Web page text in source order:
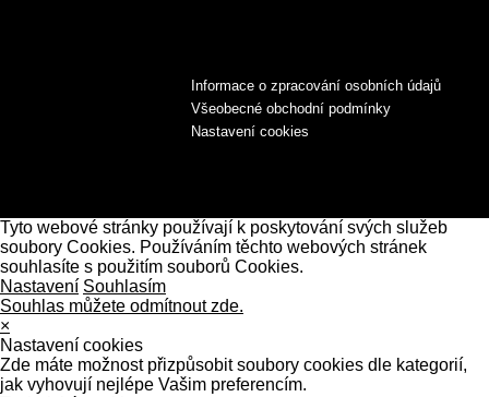
Informace o zpracování osobních údajů
Všeobecné obchodní podmínky
Nastavení cookies
Tyto webové stránky používají k poskytování svých služeb
soubory Cookies. Používáním těchto webových stránek
souhlasíte s použitím souborů Cookies.
Nastavení Souhlasím
Souhlas můžete odmítnout zde.
×
Nastavení cookies
Zde máte možnost přizpůsobit soubory cookies dle kategorií,
jak vyhovují nejlépe Vašim preferencím.